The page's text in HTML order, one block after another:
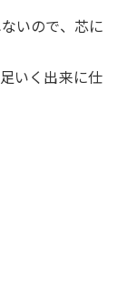
いので、芯に
いく出来に仕